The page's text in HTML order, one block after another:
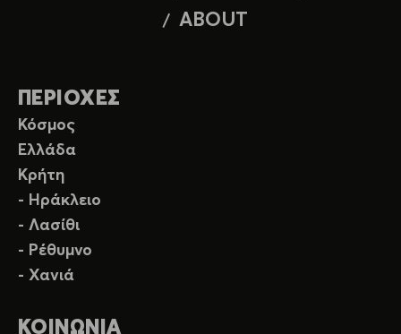
ABOUT
ΠΕΡΙΟΧΕΣ
Κόσμος
Ελλάδα
Κρήτη
- Ηράκλειο
- Λασίθι
- Ρέθυμνο
- Χανιά
ΚΟΙΝΩΝΙΑ